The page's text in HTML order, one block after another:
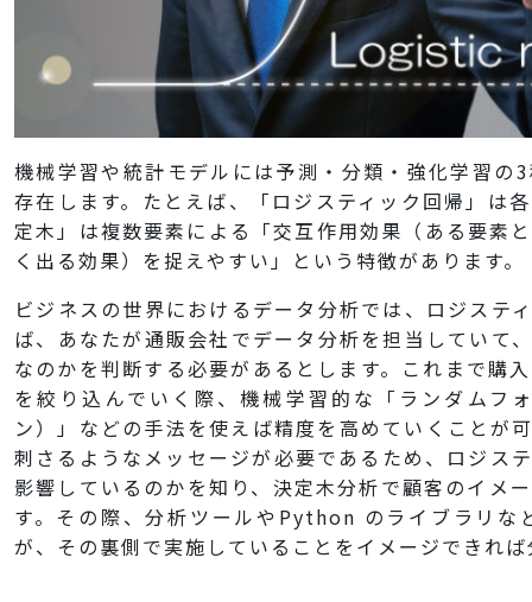
機械学習や統計モデルには予測・分類・強化学習の
存在します。たとえば、「ロジスティック回帰」は
定木」は複数要素による「交互作用効果（ある要素
く出る効果）を捉えやすい」という特徴があります。
ビジネスの世界におけるデータ分析では、ロジステ
ば、あなたが通販会社でデータ分析を担当していて
なのかを判断する必要があるとします。これまで購
を絞り込んでいく際、機械学習的な「ランダムフ
ン）」などの手法を使えば精度を高めていくことが
刺さるようなメッセージが必要であるため、ロジス
影響しているのかを知り、決定木分析で顧客のイメ
す。その際、分析ツールやPython のライブラリ
が、その裏側で実施していることをイメージできれ